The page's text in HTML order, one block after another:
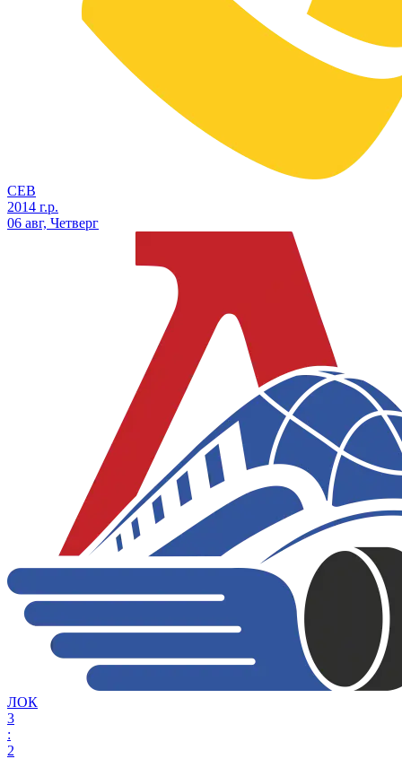
СЕВ
2014 г.р.
06 авг, Четверг
ЛОК
3
:
2